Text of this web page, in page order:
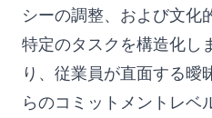
シーの調整、および文化
特定のタスクを構造化し
り、従業員が直面する曖
らのコミットメントレベ